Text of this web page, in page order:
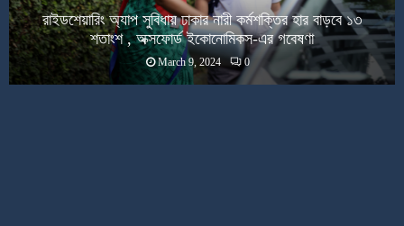
রাইডশেয়ারিং অ্যাপ সুবিধায় ঢাকার নারী কর্মশক্তির হার বাড়বে ১৩
শতাংশ , অক্সফোর্ড ইকোনোমিকস-এর গবেষণা
March 9, 2024 0